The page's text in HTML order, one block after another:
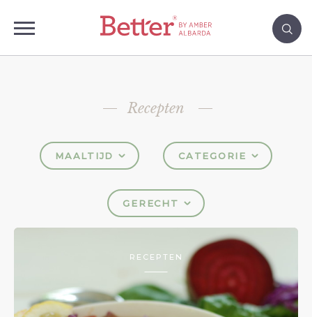
Recepten
MAALTIJD CATEGORIE
GERECHT
RECEPTEN